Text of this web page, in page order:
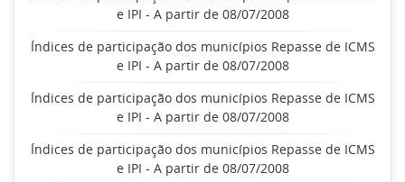
e IPI - A partir de 08/07/2008
Índices de participação dos municípios Repasse de ICMS
e IPI - A partir de 08/07/2008
Índices de participação dos municípios Repasse de ICMS
e IPI - A partir de 08/07/2008
Índices de participação dos municípios Repasse de ICMS
e IPI - A partir de 08/07/2008